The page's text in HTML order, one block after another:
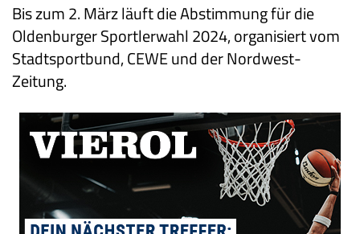
Bis zum 2. März läuft die Abstimmung für die
Oldenburger Sportlerwahl 2024, organisiert vom
Stadtsportbund, CEWE und der Nordwest-
Zeitung.